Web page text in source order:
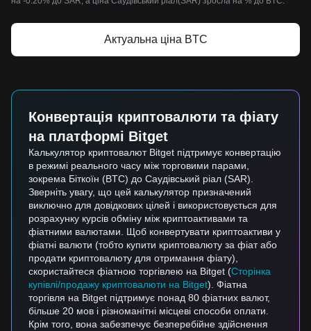
Актуальна ціна BTC
Конвертація криптовалюти та фіату
на платформі Bitget
Калькулятор криптовалют Bitget підтримує конвертацію
в режимі реального часу між торговими парами,
зокрема Біткоїн (BTC) до Саудівський ріал (SAR).
Зверніть увагу, що цей калькулятор призначений
виключно для довідкових цілей і використовується для
розрахунку курсів обміну між криптоактивами та
фіатними валютами. Щоб конвертувати криптоактиви у
фіатні валюти (тобто купити криптовалюту за фіат або
продати криптовалюту для отримання фіату),
скористайтеся фіатною торгівлею на Bitget (Сторінка
купівлі/продажу криптовалюти на Bitget). Фіатна
торгівля на Bitget підтримує понад 80 фіатних валют,
більше 20 мов і різноманітні місцеві способи оплати.
Крім того, вона забезпечує безперебійне здійснення